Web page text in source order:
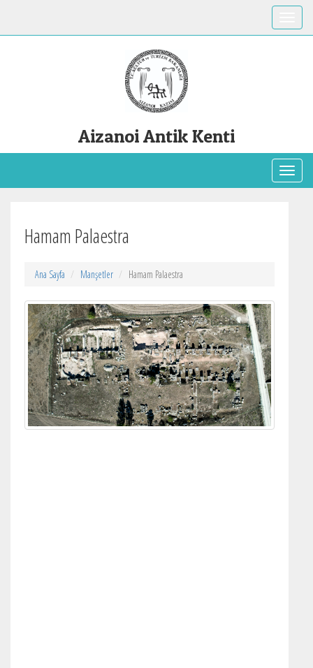
Aizanoi Antik Kenti
Hamam Palaestra
Ana Sayfa Manşetler Hamam Palaestra